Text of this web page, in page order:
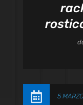
 5